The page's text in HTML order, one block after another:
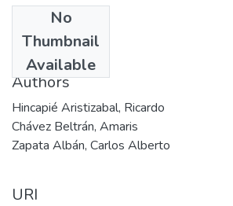
No
Thumbnail
Available
1999
Authors
Hincapié Aristizabal, Ricardo
Chávez Beltrán, Amaris
Zapata Albán, Carlos Alberto
URI